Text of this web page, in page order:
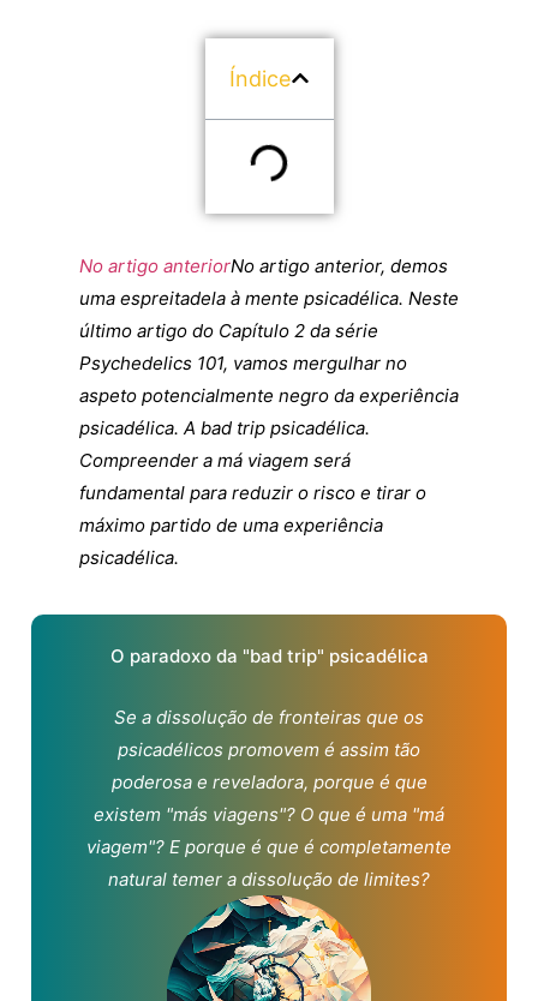
Índice
No artigo anteriorNo artigo anterior, demos
uma espreitadela à mente psicadélica. Neste
último artigo do Capítulo 2 da série
Psychedelics 101, vamos mergulhar no
aspeto potencialmente negro da experiência
psicadélica. A bad trip psicadélica.
Compreender a má viagem será
fundamental para reduzir o risco e tirar o
máximo partido de uma experiência
psicadélica.
O paradoxo da "bad trip" psicadélica
Se a dissolução de fronteiras que os
psicadélicos promovem é assim tão
poderosa e reveladora, porque é que
existem "más viagens"? O que é uma "má
viagem"? E porque é que é completamente
natural temer a dissolução de limites?